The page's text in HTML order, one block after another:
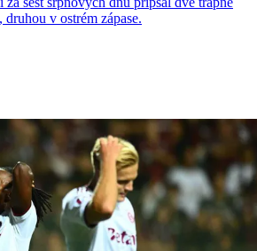
v ostrém zápase.